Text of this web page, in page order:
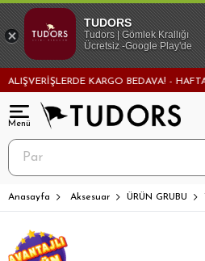
KARGO BEDAVA! - HAFTA
Anasayfa Aksesuar ÜRÜN GRUBU
TUDORS
Tudors | Gömlek Krallığı
Ücretsiz -Google Play'de